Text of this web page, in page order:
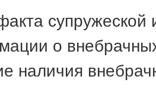
супружеской
о
наличия